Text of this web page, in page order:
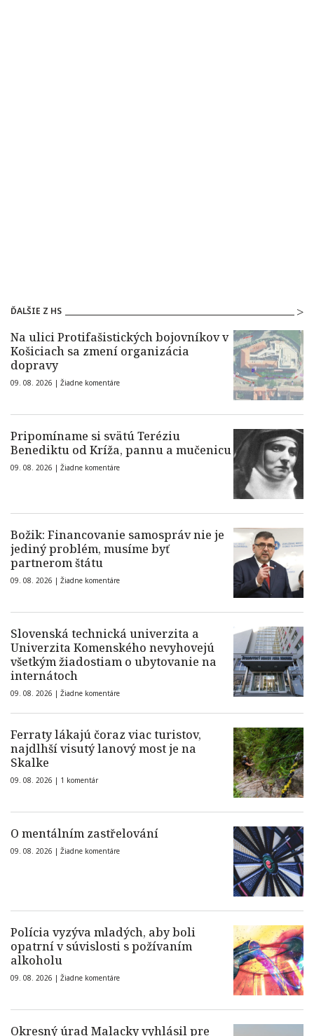
ĎALŠIE Z HS
Na ulici Protifašistických bojovníkov v
Košiciach sa zmení organizácia
dopravy
09. 08. 2026 | Žiadne komentáre
Pripomíname si svätú Teréziu
Benediktu od Kríža, pannu a mučenicu
09. 08. 2026 | Žiadne komentáre
Božik: Financovanie samospráv nie je
jediný problém, musíme byť
partnerom štátu
09. 08. 2026 | Žiadne komentáre
Slovenská technická univerzita a
Univerzita Komenského nevyhovejú
všetkým žiadostiam o ubytovanie na
internátoch
09. 08. 2026 | Žiadne komentáre
Ferraty lákajú čoraz viac turistov,
najdlhší visutý lanový most je na
Skalke
09. 08. 2026 | 1 komentár
O mentálním zastřelování
09. 08. 2026 | Žiadne komentáre
Polícia vyzýva mladých, aby boli
opatrní v súvislosti s požívaním
alkoholu
09. 08. 2026 | Žiadne komentáre
Okresný úrad Malacky vyhlásil pre